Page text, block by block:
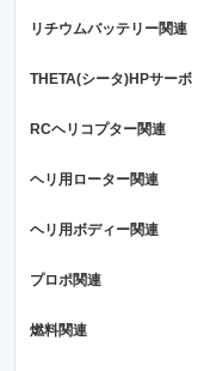
リチウムバッテリー関連
THETA(シータ)HPサーボ
RCヘリコプター関連
ヘリ用ローター関連
ヘリ用ボディー関連
プロポ関連
燃料関連